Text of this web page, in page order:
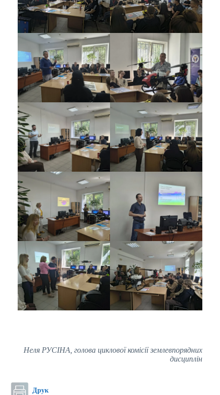
Неля РУСІНА, голова циклової комісії землевпорядних
дисциплін
Друк